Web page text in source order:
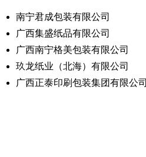
南宁君成包装有限公司
广西集盛纸品有限公司
广西南宁格美包装有限公司
玖龙纸业（北海）有限公司
广西正泰印刷包装集团有限公司